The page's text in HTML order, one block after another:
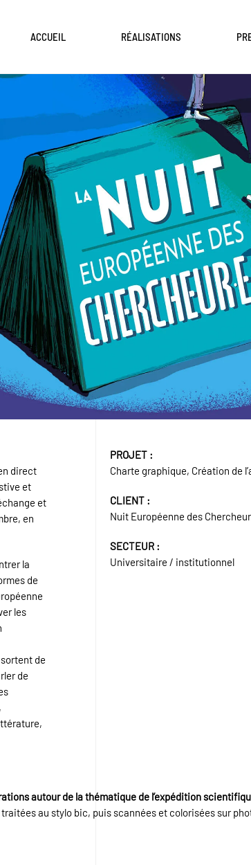
ACCUEIL RÉALISATIONS
direct
et
et
en
la
de
les
de
de
PROJET :
Charte graphique, Création de
CLIENT :
Nuit Européenne des
SECTEUR :
Universitaire / institutionnel
autour de la thématique de l’expédition
au stylo bic, puis scannées et colorisées sur